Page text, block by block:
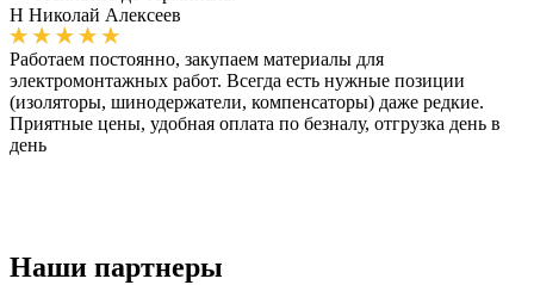
Н Николай Алексеев
Работаем постоянно, закупаем материалы для
электромонтажных работ. Всегда есть нужные позиции
(изоляторы, шинодержатели, компенсаторы) даже редкие.
Приятные цены, удобная оплата по безналу, отгрузка день в
день
Наши партнеры